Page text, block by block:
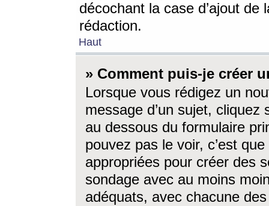
décochant la case d’ajout
rédaction.
Haut
» Comment puis-je créer
Lorsque vous rédigez un
message d’un sujet, cliquez
au dessous du formulaire
pouvez pas le voir, c’est
appropriées pour créer des
sondage avec au moins
adéquats, avec chacune